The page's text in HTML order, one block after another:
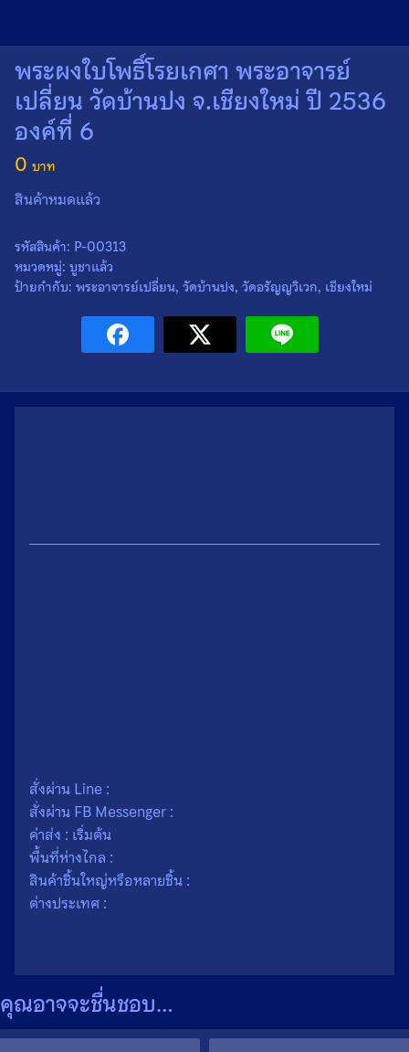
Search
for:
พระผงใบโพธิ์โรยเกศา พระอาจารย์
เปลี่ยน วัดบ้านปง จ.เชียงใหม่ ปี 2536
องค์ที่ 6
0
สินค้าหมดแล้ว
รหัสสินค้า: P-00313
หมวดหมู่: บูชาแล้ว
ป้ายกำกับ: พระอาจารย์เปลี่ยน, วัดบ้านปง, วัดอรัญญวิเวก, เชียงใหม่
สั่งผ่าน Line :
สั่งผ่าน FB Messenger :
ค่าส่ง : เริ่มต้น
พื้นที่ห่างไกล :
สินค้าชิ้นใหญ่หรือหลายชิ้น :
ต่างประเทศ :
คุณอาจจะชื่นชอบ…